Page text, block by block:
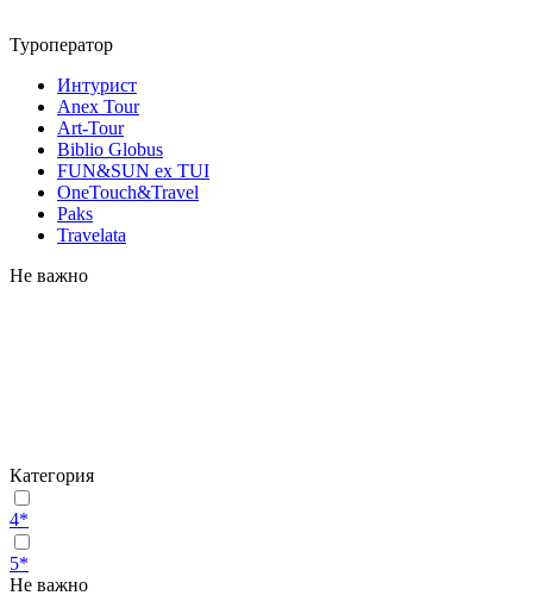
Туроператор
Интурист
Anex Tour
Art-Tour
Biblio Globus
FUN&SUN ex TUI
OneTouch&Travel
Paks
Travelata
Не важно
Категория
4*
5*
Не важно